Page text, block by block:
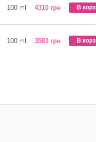
100 ml 4310 грн В
100 ml 3583 грн В